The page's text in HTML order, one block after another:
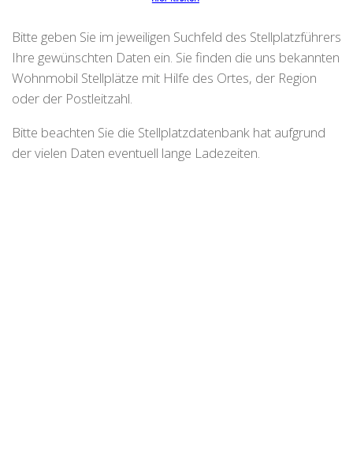
Bitte geben Sie im jeweiligen Suchfeld des Stellplatzführers
Ihre gewünschten Daten ein. Sie finden die uns bekannten
Wohnmobil Stellplätze mit Hilfe des Ortes, der Region
oder der Postleitzahl.
Bitte beachten Sie die Stellplatzdatenbank hat aufgrund
der vielen Daten eventuell lange Ladezeiten.